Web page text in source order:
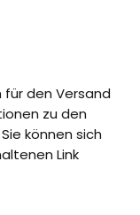
für den Versand
zu den
können sich
Link